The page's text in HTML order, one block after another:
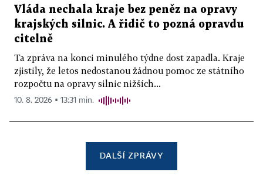
Vláda nechala kraje bez peněz na opravy
krajských silnic. A řidič to pozná opravdu
citelně
Ta zpráva na konci minulého týdne dost zapadla. Kraje
zjistily, že letos nedostanou žádnou pomoc ze státního
rozpočtu na opravy silnic nižších...
10. 8. 2026 ▪ 13:31 min.
DALŠÍ ZPRÁVY